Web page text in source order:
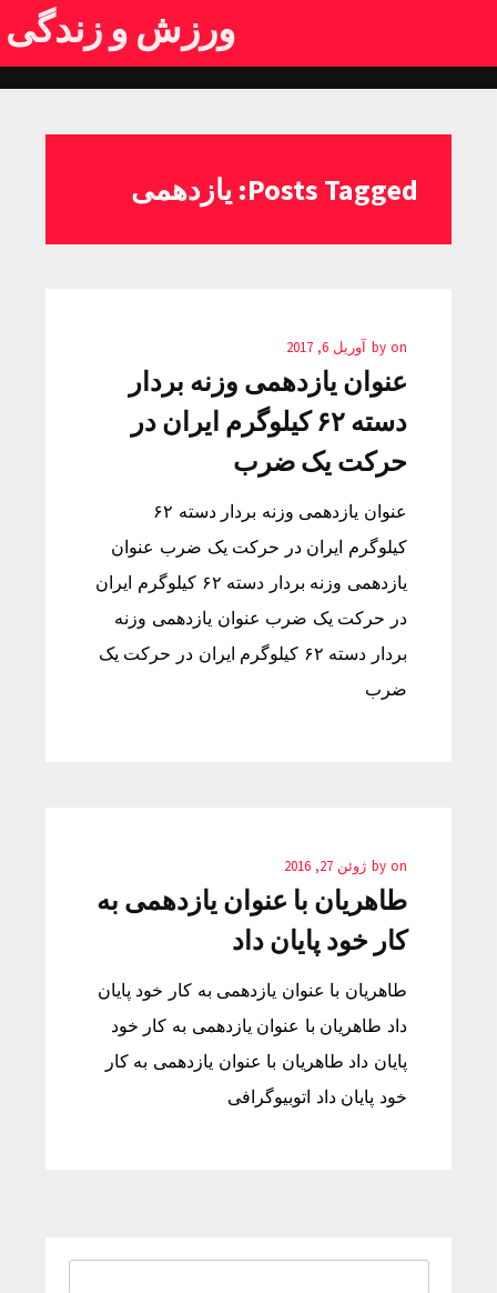
ورزش و زندگی
Posts Tagged: یازدهمی
by on آوریل 6, 2017
عنوان یازدهمی وزنه بردار
دسته ۶۲ کیلوگرم ایران در
حرکت یک ضرب
عنوان یازدهمی وزنه بردار دسته ۶۲
کیلوگرم ایران در حرکت یک ضرب عنوان
یازدهمی وزنه بردار دسته ۶۲ کیلوگرم ایران
در حرکت یک ضرب عنوان یازدهمی وزنه
بردار دسته ۶۲ کیلوگرم ایران در حرکت یک
ضرب
by on ژوئن 27, 2016
طاهریان با عنوان یازدهمی به
کار خود پایان داد
طاهریان با عنوان یازدهمی به کار خود پایان
داد طاهریان با عنوان یازدهمی به کار خود
پایان داد طاهریان با عنوان یازدهمی به کار
خود پایان داد اتوبیوگرافی